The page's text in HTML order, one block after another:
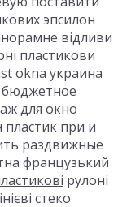
эпсилон
відливи
пластикови
okna украина
бюджетное
для окно
при и
раздвижные
французький
рулоні
стеко